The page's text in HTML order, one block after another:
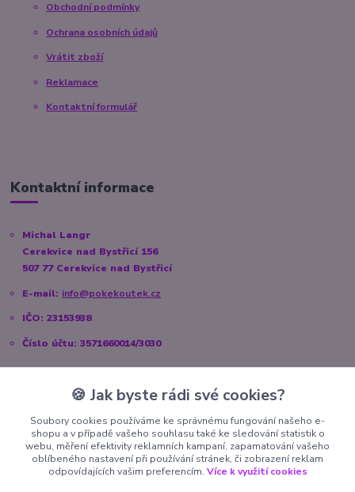
Obchodní podmínky
Ochrana osobních údajů
Vrátit zboží
Reklamace
Kontaktní formulář
Kontaktní informace
Michal Langr
Cerekvice nad Bystřicí 156
507 77 Cerekvice nad Bystřicí
E-mail: info@pokekoutek.cz
IČO: 23153938
Číslo účtu: 3571660014/3030
Sociální sítě
Instagram:@pokekoutek.cz
Facebook:@PokeKoutek.cz
🍪 Jak byste rádi své cookies?
Soubory cookies používáme ke správnému fungování našeho e-
shopu a v případě vašeho souhlasu také ke sledování statistik o
webu, měření efektivity reklamních kampaní, zapamatování vašeho
oblíbeného nastavení při používání stránek, či zobrazení reklam
odpovídajících vašim preferencím. Více k využití cookies